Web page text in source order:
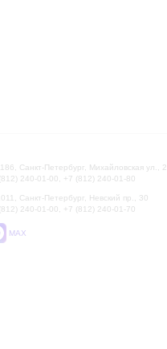
Санкт-Петербург, Михайловская ул., 2
240-01-00, +7 (812) 240-01-80
Санкт-Петербург, Невский пр., 30
240-01-00, +7 (812) 240-01-70
MAX